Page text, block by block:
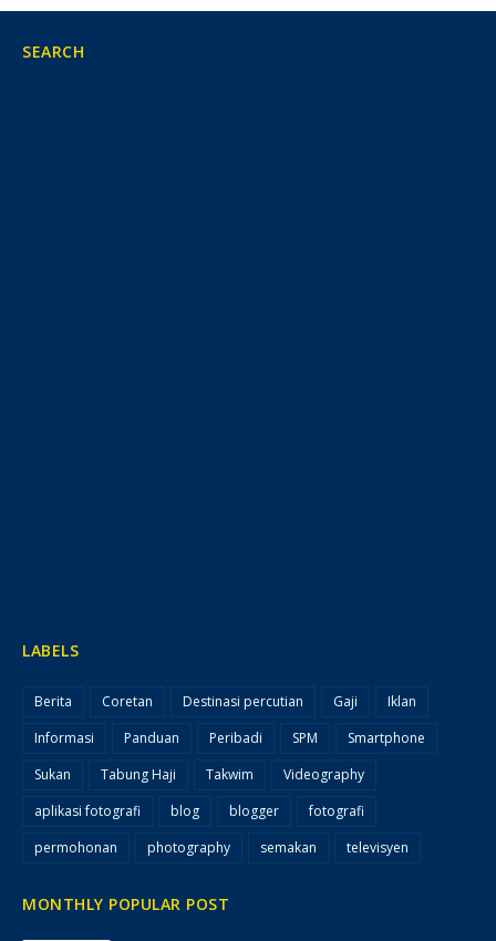
SEARCH
LABELS
Berita Coretan Destinasi percutian Gaji
Iklan
Informasi
Panduan Peribadi SPM
Smartphone
Sukan
Tabung Haji Takwim
Videography
aplikasi fotografi
blog blogger
fotografi
permohonan
photography semakan televisyen
MONTHLY POPULAR POST